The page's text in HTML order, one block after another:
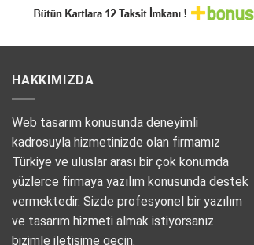
HAKKIMIZDA
Web tasarım konusunda deneyimli
kadrosuyla hizmetinizde olan firmamız
Türkiye ve uluslar arası bir çok konumda
yüzlerce firmaya yazılım konusunda destek
vermektedir. Sizde profesyonel bir yazılım
ve tasarım hizmeti almak istiyorsanız
bizimle iletişime geçin.